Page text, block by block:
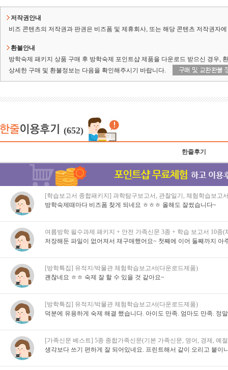
저작권안내
비즈 콘텐츠의 저작권과 판권은 비즈폼 및 제휴회사, 또는 해당 콘텐츠 저작권자
환불안내
방학숙제 패키지 상품 구매 후 방학숙제 포인트샵 제품을 다운로드 받으신 경우,
상세한 구매 및 환불정보는 다음을 확인해주시기 바랍니다.
(652)
한줄후기
[학습보고서 종합패키지] 과학탐구보고서, 관찰일기, 체험학습보고
방학숙제때마다 비즈폼 찾게 되네요 ㅎㅎㅎ 올해도 잘썼습니다~
여름방학 필수과제 패키지 + 안전 가족신문 3종 + 학습 보고서 10종
저장해둔 파일이 없어져서 재구매했어요~ 첫째에 이어 둘째까지 아
[방학특집] 유적지/박물관 체험학습보고서(다운로드제품)
괜찮네요 ㅎㅎ 숙제 잘 할 수 있을 것 같아요~
[방학특집] 유적지/박물관 체험학습보고서(다운로드제품)
덕분에 유용하게 숙제 해결 했습니다. 아이도 만족. 엄마도 만족. 정
[가족신문 베스트] 5종 종합가족신문(기본 가족신문, 영어, 경제, 예
생각보다 쓰기 편하게 잘 되어있네요. 프린트해서 같이 오리고 붙이